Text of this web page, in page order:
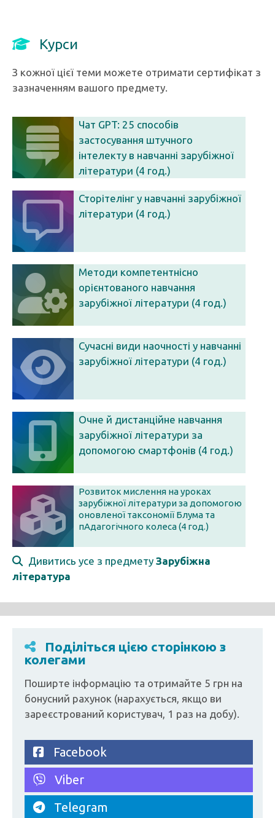
Курси
З кожної цієї теми можете отримати сертифікат з
зазначенням вашого предмету.
Чат GPT: 25 способів
застосування штучного
інтелекту в навчанні зарубіжної
літератури (4 год.)
Сторітелінг у навчанні зарубіжної
літератури (4 год.)
Методи компетентнісно
орієнтованого навчання
зарубіжної літератури (4 год.)
Сучасні види наочності у навчанні
зарубіжної літератури (4 год.)
Очне й дистанційне навчання
зарубіжної літератури за
допомогою смартфонів (4 год.)
Розвиток мислення на уроках
зарубіжної літератури за допомогою
оновленої таксономії Блума та
пАдагогічного колеса (4 год.)
Дивитись усе з предмету Зарубіжна
література
Поділіться цією сторінкою з
колегами
Поширте інформацію та отримайте 5 грн на
бонусний рахунок (нарахується, якщо ви
зареєстрований користувач, 1 раз на добу).
Facebook
Viber
Telegram